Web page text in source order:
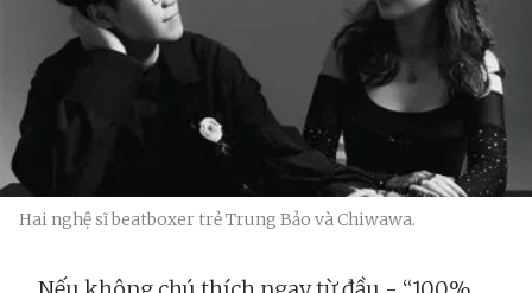
Hai nghệ sĩ beatboxer trẻ Trung Bảo và Chiwawa.